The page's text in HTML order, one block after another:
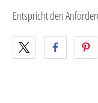
Entspricht den